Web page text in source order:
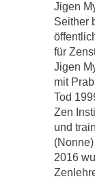
Jigen
Seither
für
Jigen
mit
Tod
Zen
und
2016